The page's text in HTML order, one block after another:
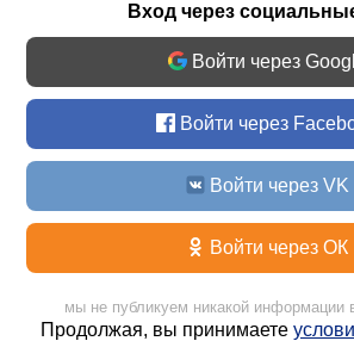
Вход через
Войти через
Войти через
Войти через VK
Войти через ОК
мы не публикуем никакой информации
Продолжая, вы принимаете